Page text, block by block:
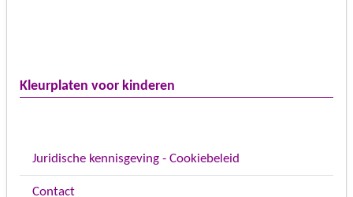
Kleurplaten voor kinderen
Juridische kennisgeving - Cookiebeleid
Contact